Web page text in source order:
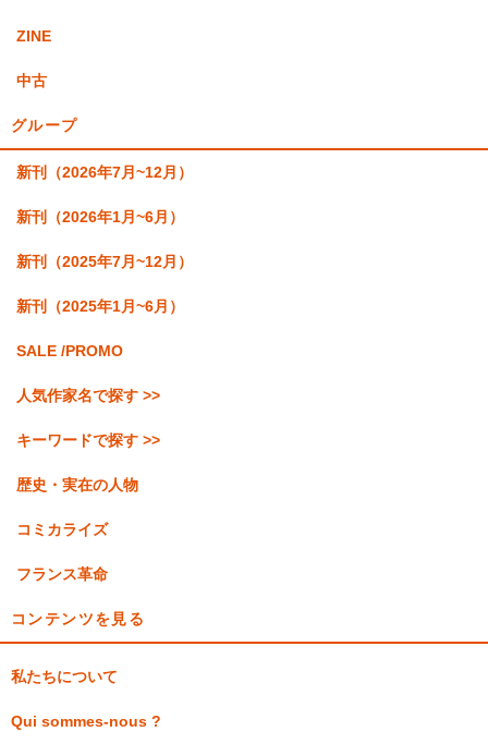
ZINE
中古
グループ
新刊（2026年7月~12月）
新刊（2026年1月~6月）
新刊（2025年7月~12月）
新刊（2025年1月~6月）
SALE /PROMO
人気作家名で探す >>
キーワードで探す >>
歴史・実在の人物
コミカライズ
フランス革命
コンテンツを見る
私たちについて
Qui sommes-nous ?